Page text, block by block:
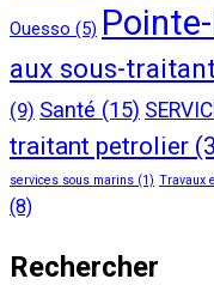
Ouesso (5)
aux sous-
(9) Santé (15)
traitant petrolier
services sous marins (1) Travaux
(8)
Rechercher